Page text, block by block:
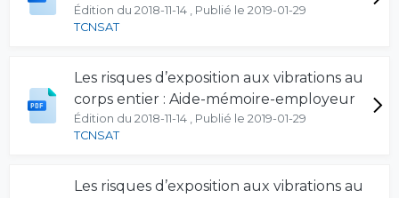
Édition du 2018-11-14 , Publié le 2019-01-29
TCNSAT
Les risques d’exposition aux vibrations au
corps entier : Aide-mémoire-employeur
Édition du 2018-11-14 , Publié le 2019-01-29
TCNSAT
Les risques d’exposition aux vibrations au